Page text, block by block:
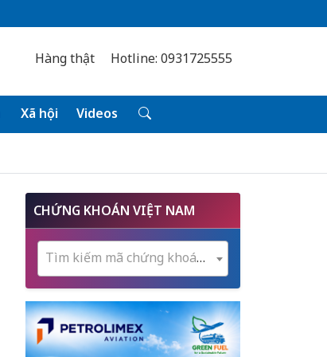
Hàng thật Hotline: 0931725555
Xã hội Videos
CHỨNG KHOÁN VIỆT NAM
Tìm kiếm mã chứng khoán...